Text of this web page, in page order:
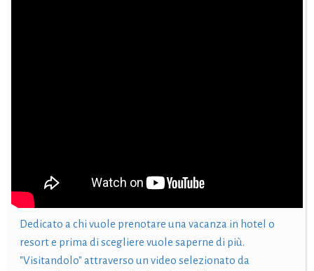
Dedicato a chi vuole prenotare una vacanza in hotel o
resort e prima di scegliere vuole saperne di più.
"Visitandolo" attraverso un video selezionato da